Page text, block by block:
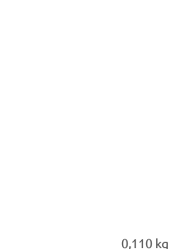
0,110 kg